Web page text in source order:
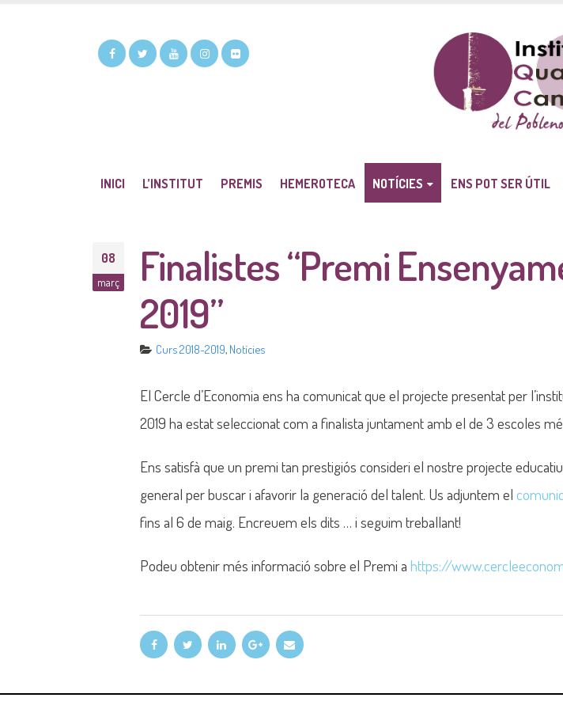
INICI L’INSTITUT PREMIS HEMEROTECA NOTÍCIES ENS POT SER ÚTIL
08
març
Finalistes “Premi
2019”
Curs 2018-2019, Notícies
El Cercle d’Economia ens ha comunicat que el projecte presentat per
2019 ha estat seleccionat com a finalista juntament amb el de 3 escoles
Ens satisfà que un premi tan prestigiós consideri el nostre projecte
general per buscar i afavorir la generació del talent. Us adjuntem el
fins al 6 de maig. Encreuem els dits … i seguim treballant!
Podeu obtenir més informació sobre el Premi a https://